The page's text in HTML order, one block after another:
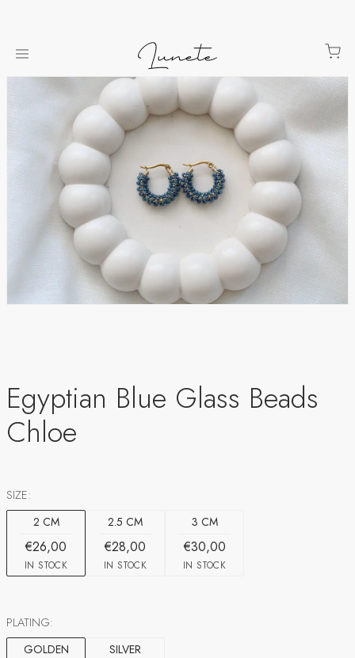
Egyptian Blue Glass Beads
Chloe
SIZE:
2 CM
€26,00
IN STOCK
2.5 CM
€28,00
IN STOCK
3 CM
€30,00
IN STOCK
PLATING:
GOLDEN
SILVER